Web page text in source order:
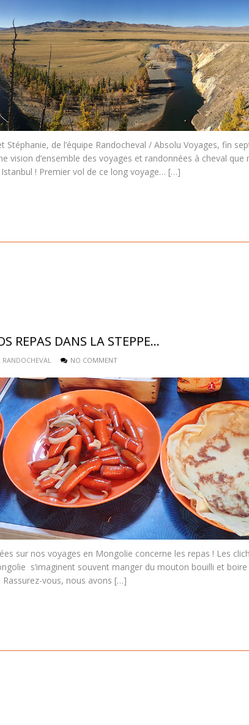
Stéphanie, de l’équipe Randocheval / Absolu Voyages, fin
vision d’ensemble des voyages et randonnées à cheval
! Premier vol de ce long voyage… […]
REPAS DANS LA STEPPE…
RANDOCHEVAL NO COMMENT
sur nos voyages en Mongolie concerne les repas ! Les
s’imaginent souvent manger du mouton bouilli et
vous, nous avons […]